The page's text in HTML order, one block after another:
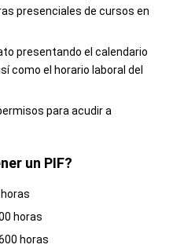
presenciales de cursos en
presentando el calendario
como el horario laboral del
para acudir a
un PIF?
horas
horas